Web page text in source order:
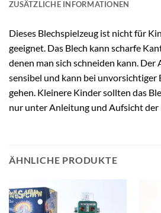
ZUSÄTZLICHE INFORMATIONEN
Dieses Blechspielzeug ist nicht für
geeignet. Das Blech kann scharfe
denen man sich schneiden kann.
sensibel und kann bei
gehen. Kleinere Kinder sollten das
nur unter Anleitung und Aufsicht der
ÄHNLICHE PRODUKTE